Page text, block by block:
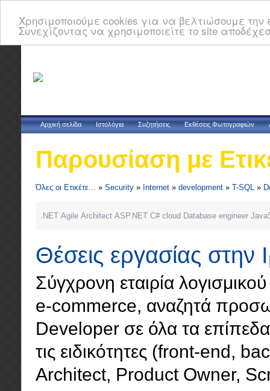
Χρησιμοποιούμε cookies για να βελτιώσουμε
Συνεχίζοντας να χρησιμοποιείτε το site
Αρχική σελίδα Ιστολόγια Συζητήσεις Εκθέσεις Φωτογραφιών
Παρουσίαση με
Όλες οι Ετικέτε... » Security » Internet » development » T-SQL »
.NET Agile Architect ASP.NET C# cloud Database engineer
Θέσεις εργασίας στην
Σύγχρονη εταιρία
e-commerce, αναζητά
Developer σε όλα τα
τις ειδικότητες (front-end,
Architect, Product Owner,